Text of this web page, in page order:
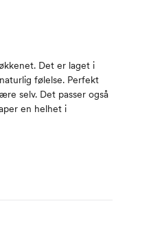
Det er laget i
følelse. Perfekt
selv. Det passer også
en helhet i